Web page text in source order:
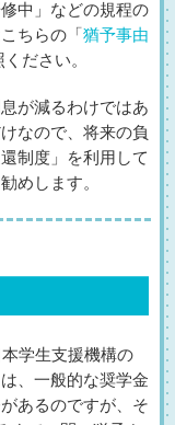
中」などの規程の
ちらの「 猶予事由
ださい。
が減るわけではあ
なので、将来の負
制度」を利用して
めします。
学生支援機構の
、一般的な奨学金
あるのですが、そ